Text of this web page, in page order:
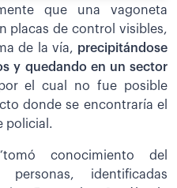
que una vagoneta
placas de control visibles,
de la vía, precipitándose
y quedando en un sector
el cual no fue posible
donde se encontraría el
policial.
conocimiento del
identificadas